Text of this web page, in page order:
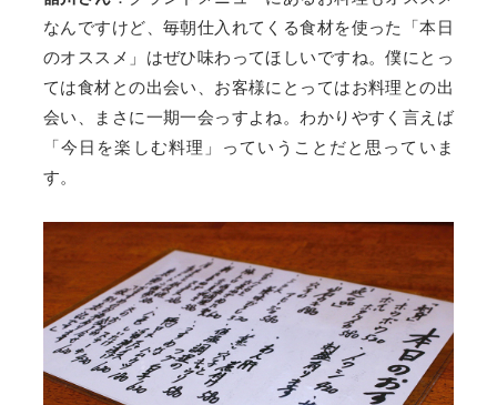
なんですけど、毎朝仕入れてくる食材を使った「本日
のオススメ」はぜひ味わってほしいですね。僕にとっ
ては食材との出会い、お客様にとってはお料理との出
会い、まさに一期一会っすよね。わかりやすく言えば
「今日を楽しむ料理」っていうことだと思っていま
す。